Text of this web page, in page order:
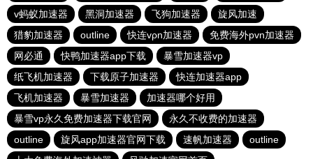
v蚂蚁加速器
黑洞加速器 飞狗加速器
旋风加速
猎豹加速器
outline 快连vρn加速器
免费海外pvn加速器
网必通
快鸭加速器app下载
暴雪加速器vp
纸飞机加速器
下载原子加速器
快连加速器app
飞机加速器
暴雪加速器
加速器哪个好用
暴雪vp永久免费加速器下载官网
永久不收费的加速器
outline
旋风app加速器官网下载 速帆加速器
outline